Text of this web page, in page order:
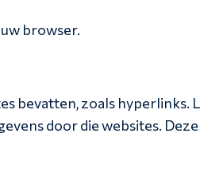
browser.
bevatten, zoals hyperlinks.
door die websites.